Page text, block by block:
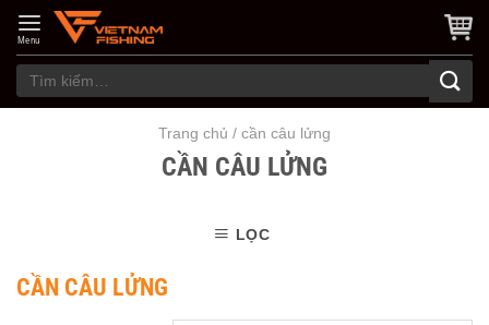
content
Menu
Tìm
kiếm:
Trang chủ / cần câu lửng
CẦN CÂU LỬNG
LỌC
CẦN CÂU LỬNG